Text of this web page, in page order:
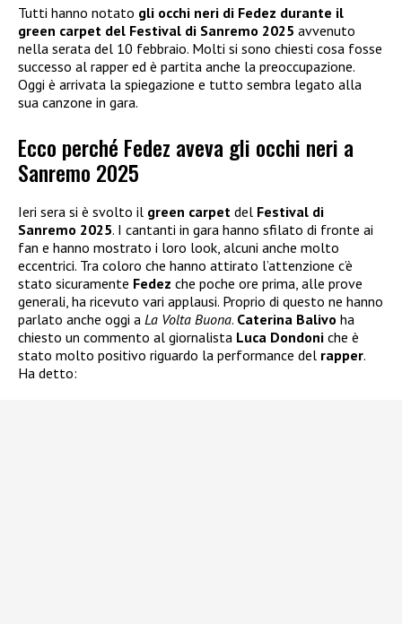
Tutti hanno notato gli occhi neri di Fedez durante il
green carpet del Festival di Sanremo 2025 avvenuto
nella serata del 10 febbraio. Molti si sono chiesti cosa fosse
successo al rapper ed è partita anche la preoccupazione.
Oggi è arrivata la spiegazione e tutto sembra legato alla
sua canzone in gara.
Ecco perché Fedez aveva gli occhi neri a
Sanremo 2025
Ieri sera si è svolto il green carpet del Festival di
Sanremo 2025. I cantanti in gara hanno sfilato di fronte ai
fan e hanno mostrato i loro look, alcuni anche molto
eccentrici. Tra coloro che hanno attirato l’attenzione c’è
stato sicuramente Fedez che poche ore prima, alle prove
generali, ha ricevuto vari applausi. Proprio di questo ne hanno
parlato anche oggi a La Volta Buona. Caterina Balivo ha
chiesto un commento al giornalista Luca Dondoni che è
stato molto positivo riguardo la performance del rapper.
Ha detto: